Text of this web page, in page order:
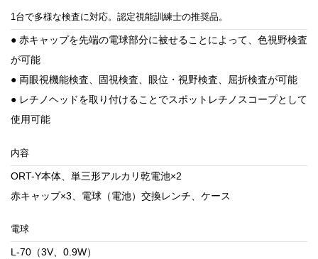
1台で多様な検査に対応。認定視能訓練士の推奨品。
● 赤キャップを先端の電球部分に被せることによって、色視野検査
が可能
● 両眼視機能検査、固視検査、眼位・視野検査、屈折検査が可能
● レチノヘッドを取り付けることでスポットレチノスコープとして
使用可能
内容
ORT-Y本体、単三形アルカリ乾電池×2
赤キャップ×3、電球（電池）交換レンチ、ケース
電球
L-70（3V、0.9W）